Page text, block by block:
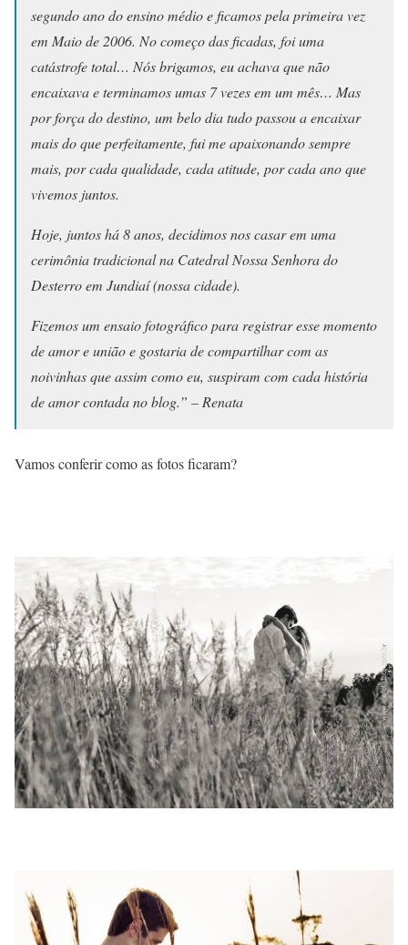
segundo ano do ensino médio e ficamos pela primeira vez
em Maio de 2006. No começo das ficadas, foi uma
catástrofe total… Nós brigamos, eu achava que não
encaixava e terminamos umas 7 vezes em um mês… Mas
por força do destino, um belo dia tudo passou a encaixar
mais do que perfeitamente, fui me apaixonando sempre
mais, por cada qualidade, cada atitude, por cada ano que
vivemos juntos.
Hoje, juntos há 8 anos, decidimos nos casar em uma
cerimônia tradicional na Catedral Nossa Senhora do
Desterro em Jundiaí (nossa cidade).
Fizemos um ensaio fotográfico para registrar esse momento
de amor e união e gostaria de compartilhar com as
noivinhas que assim como eu, suspiram com cada história
de amor contada no blog.” – Renata
Vamos conferir como as fotos ficaram?